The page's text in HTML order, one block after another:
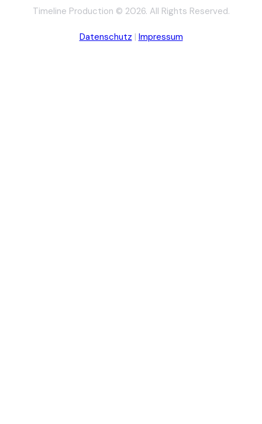
Timeline Production © 2026. All Rights Reserved.
Datenschutz | Impressum